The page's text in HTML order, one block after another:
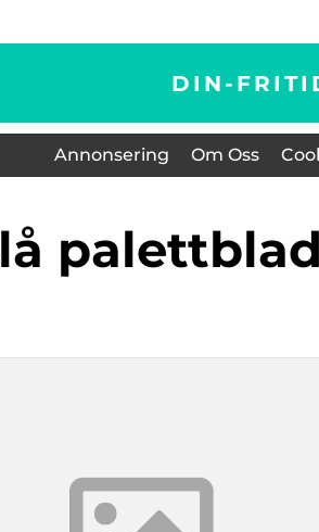
DIN-
Annonsering Om Oss
blå palettblad